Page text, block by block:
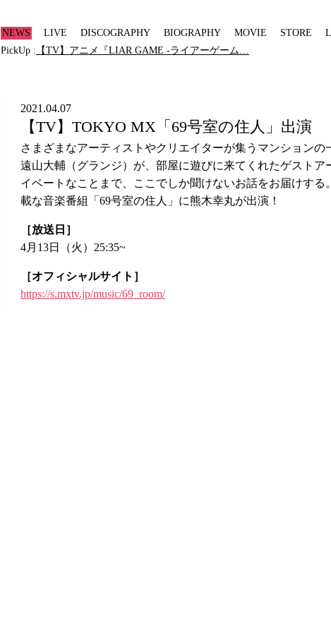
NEWS LIVE DISCOGRAPHY BIOGRAPHY MOVIE STORE
PickUp : 【TV】アニメ『LIAR GAME -ライアーゲーム…
2021.04.07
【TV】TOKYO MX「69号室の住人」出演
さまざまなアーティストやクリエイターが集うマンションの
遠山大輔（グランジ）が、部屋に遊びに来てくれたゲストア
イベートなことまで、ここでしか聞けないお話をお届けする
載な音楽番組「69号室の住人」に熊木幸丸が出演！
［放送日］
4月13日（火）25:35~
［オフィシャルサイト］
https://s.mxtv.jp/music/69_room/